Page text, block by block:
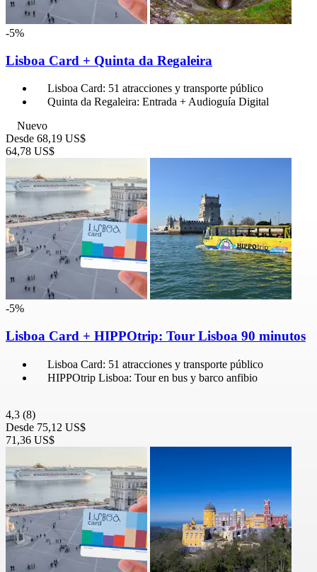
-5%
Lisboa Card + Quinta da Regaleira
Lisboa Card: 51 atracciones y transporte público
Quinta da Regaleira: Entrada + Audioguía Digital
Nuevo
Desde 68,19 US$
64,78 US$
-5%
Lisboa Card + HIPPOtrip: Tour Lisboa 90 minutos
Lisboa Card: 51 atracciones y transporte público
HIPPOtrip Lisboa: Tour en bus y barco anfibio
4,3 (8)
Desde 75,12 US$
71,36 US$